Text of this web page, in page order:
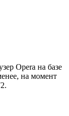
Opera на базе
на момент